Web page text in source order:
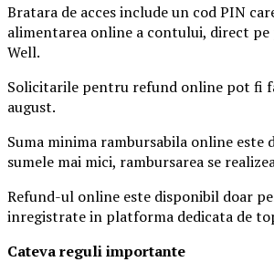
Bratara de acces include un cod PIN
alimentarea online a contului, direct
Well.
Solicitarile pentru refund online pot fi
august.
Suma minima rambursabila online este
sumele mai mici, rambursarea se
Refund-ul online este disponibil doar
inregistrate in platforma dedicata de
Cateva reguli importante